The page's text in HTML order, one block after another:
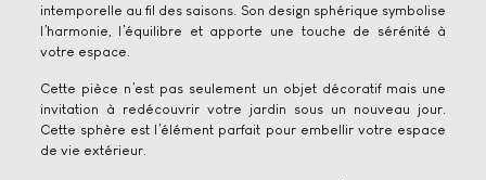
intemporelle au fil des saisons. Son design sphérique symbolise
l’harmonie, l’équilibre et apporte une touche de sérénité à
votre espace.
Cette pièce n’est pas seulement un objet décoratif mais une
invitation à redécouvrir votre jardin sous un nouveau jour.
Cette sphère est l’élément parfait pour embellir votre espace
de vie extérieur.